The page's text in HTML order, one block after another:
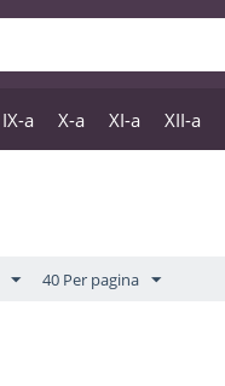
IX-a X-a XI-a XII-a
40 Per pagina